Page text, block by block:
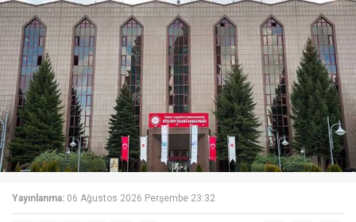
Yayınlanma: 06 Ağustos 2026 Perşembe 23:32